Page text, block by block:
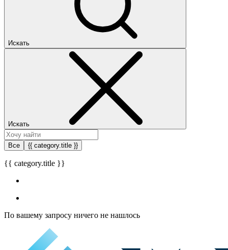
Искать
Искать
Все {{ category.title }}
{{ category.title }}
По вашему запросу ничего не нашлось